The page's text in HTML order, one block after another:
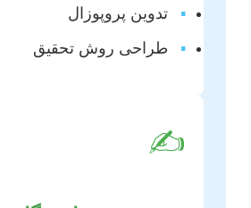
▪
تدوین پروپوزال
▪
طراحی روش تحقیق
✍️